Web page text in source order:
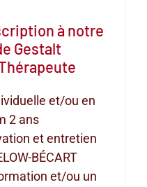
à notre
Gestalt
et/ou en
2 ans
et entretien
BÉCART
et/ou un